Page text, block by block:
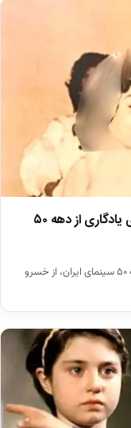
از دهه ۵۰
تصاویر ناب و نوستالژیک از جشن عروسی ستارگان دهه ۵۰ سینمای ایران، از خسرو